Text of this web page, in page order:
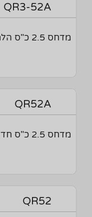
QR3-52A
מדחס 2.5 כ"ס הלחמה תלת
QR52A
מדחס 2.5 כ"ס חד פזי הלחמה ללא מערכת
QR52